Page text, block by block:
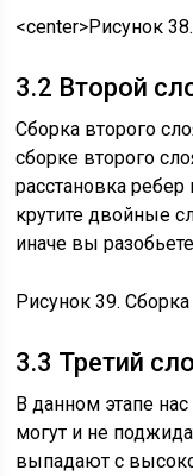
<center>Рисунок
3.2 Второй
Сборка второго
сборке второго
расстановка
крутите двойные
иначе вы
Рисунок 39.
3.3 Третий
В данном этапе
могут и не
выпадают с